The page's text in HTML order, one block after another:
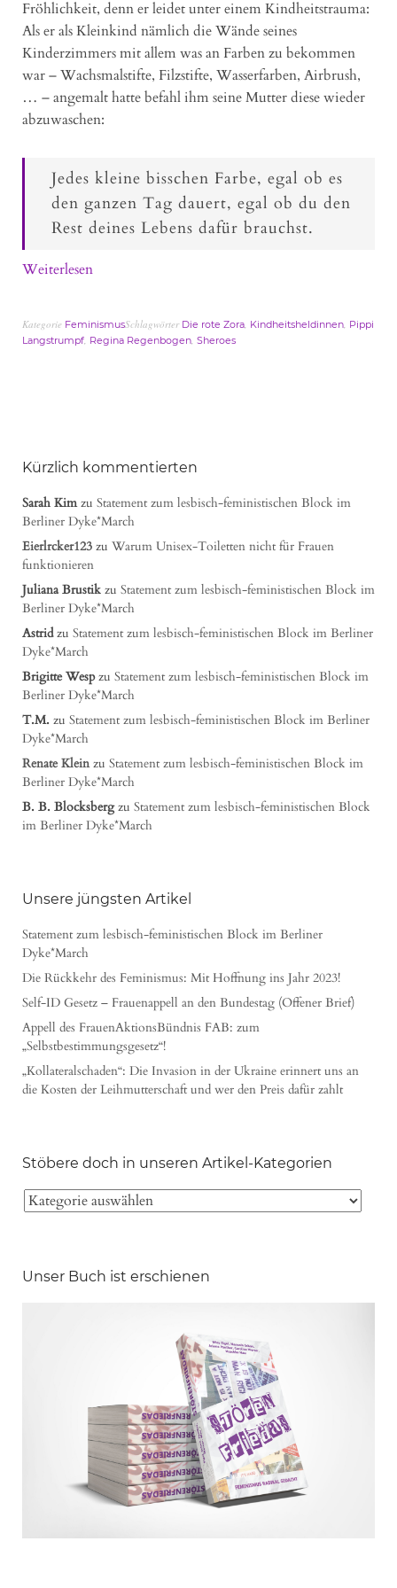
Fröhlichkeit, denn er leidet unter einem Kindheitstrauma:
Als er als Kleinkind nämlich die Wände seines
Kinderzimmers mit allem was an Farben zu bekommen
war – Wachsmalstifte, Filzstifte, Wasserfarben, Airbrush,
… – angemalt hatte befahl ihm seine Mutter diese wieder
abzuwaschen:
Jedes kleine bisschen Farbe, egal ob es
den ganzen Tag dauert, egal ob du den
Rest deines Lebens dafür brauchst.
Weiterlesen
Kategorie FeminismusSchlagwörter Die rote Zora, Kindheitsheldinnen, Pippi
Langstrumpf, Regina Regenbogen, Sheroes
Kürzlich kommentierten
Sarah Kimzu Statement zum lesbisch-feministischen Block im
Berliner Dyke*March
Eierlrcker123 zu Warum Unisex-Toiletten nicht für Frauen
funktionieren
Juliana Brustik zu Statement zum lesbisch-feministischen Block im
Berliner Dyke*March
Astridzu Statement zum lesbisch-feministischen Block im Berliner
Dyke*March
Brigitte Wespzu Statement zum lesbisch-feministischen Block im
Berliner Dyke*March
T.M. zu Statement zum lesbisch-feministischen Block im Berliner
Dyke*March
Renate Kleinzu Statement zum lesbisch-feministischen Block im
Berliner Dyke*March
B. B. Blocksbergzu Statement zum lesbisch-feministischen Block
im Berliner Dyke*March
Unsere jüngsten Artikel
Statement zum lesbisch-feministischen Block im Berliner
Dyke*March
Die Rückkehr des Feminismus: Mit Hoffnung ins Jahr 2023!
Self-ID Gesetz – Frauenappell an den Bundestag (Offener Brief)
Appell des FrauenAktionsBündnis FAB: zum
„Selbstbestimmungsgesetz“!
„Kollateralschaden“: Die Invasion in der Ukraine erinnert uns an
die Kosten der Leihmutterschaft und wer den Preis dafür zahlt
Stöbere doch in unseren Artikel-Kategorien
Unser Buch ist erschienen